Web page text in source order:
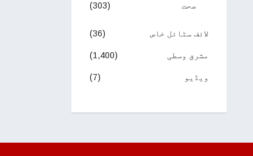
صحت (303)
لائف سٹائل خاص (36)
مشرق وسطی (1,400)
ویڈیو (7)